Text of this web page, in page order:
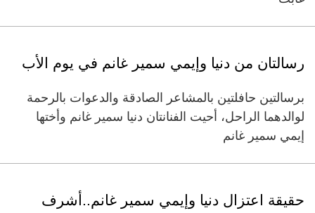
رسالتان من دنيا وإيمي سمير غانم في يوم الأب
برسالتين حافلتين بالمشاعر الصادقة والدعوات بالرحمة
لوالدهما الراحل، أحيت الفنانتان دنيا سمير غانم وأختها
إيمي سمير غانم
حقيقة اعتزال دنيا وإيمي سمير غانم..أشرف